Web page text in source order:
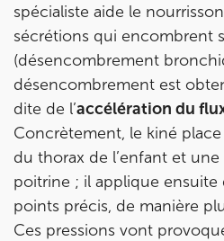
spécialiste aide le
sécrétions qui encombrent
(désencombrement
désencombrement est
dite de l’accélération du
Concrètement, le kiné
du thorax de l’enfant et
poitrine ; il applique ensuite
points précis, de manière
Ces pressions vont
Prenez RDV sur
Prenez RDV sur
IK MEUDON
8 Rue de Paris 92190
8 Rue de Paris 92190
01 40 95 01 09
Prenez RDV sur
Prenez RDV sur